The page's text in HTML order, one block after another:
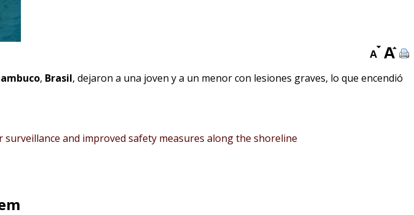
, Brasil, dejaron a una joven y a un menor con lesiones graves, lo que encendió
and improved safety measures along the shoreline